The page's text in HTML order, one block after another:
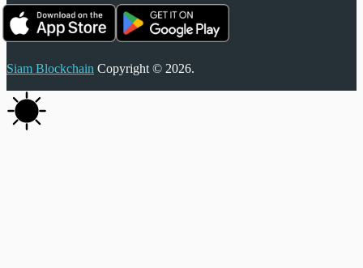
Siam Blockchain Copyright © 2026.